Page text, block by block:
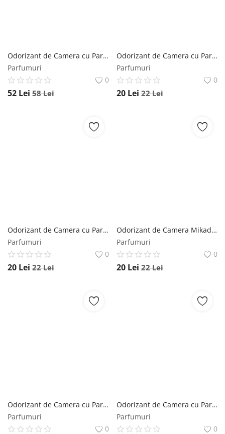
Odorizant de Camera cu Parfum de Primavara Mikado - La Casa De Los Aromas Brisa Primaveral, 120 ml Mikado
Parfumuri
0
52 Lei 58Lei
Odorizant de Camera cu Parfum de Vanilie Mikado - La Casa De Los Aromas Basic Creamy Vanilla, 95 ml Mikado
Parfumuri
0
20 Lei 22Lei
Odorizant de Camera cu Parfum de Lavanda Mikado - La Casa De Los Aromas Basic Lavender Wild, 95 ml Mikado
Parfumuri
0
20 Lei 22Lei
Odorizant de Camera Mikado - La Casa De Los Aromas Basic Hawaiian Sunset, 95 ml Mikado
Parfumuri
0
20 Lei 22Lei
Odorizant de Camera cu Parfum Marin Mikado - La Casa De Los Aromas Basic Marine Fresh, 95 ml Mikado
Parfumuri
0
Odorizant de Camera cu Parfum de Fructe Rosii Mikado - La Casa De Los Aromas Basic Berries Much, 95 ml Mikado
Parfumuri
0